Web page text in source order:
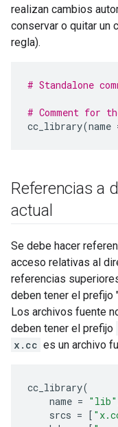
realizan cambios
conservar o quitar un
regla).
# Standalone
# Comment for
cc_library(name
Referencias a
actual
Se debe hacer
acceso relativas al
referencias
deben tener el prefijo
Los archivos fuente
deben tener el prefijo
x.cc es un archivo
cc_library(
name = "lib"
srcs = [